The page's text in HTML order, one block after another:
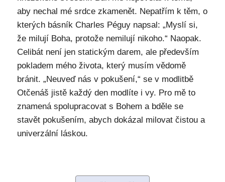
aby nechal mé srdce zkamenět. Nepatřím k těm, o
kterých básník Charles Péguy napsal: „Myslí si,
že milují Boha, protože nemilují nikoho.“ Naopak.
Celibát není jen statickým darem, ale především
pokladem mého života, který musím vědomě
bránit. „Neuveď nás v pokušení,“ se v modlitbě
Otčenáš jistě každý den modlíte i vy. Pro mě to
znamená spolupracovat s Bohem a bděle se
stavět pokušením, abych dokázal milovat čistou a
univerzální láskou.